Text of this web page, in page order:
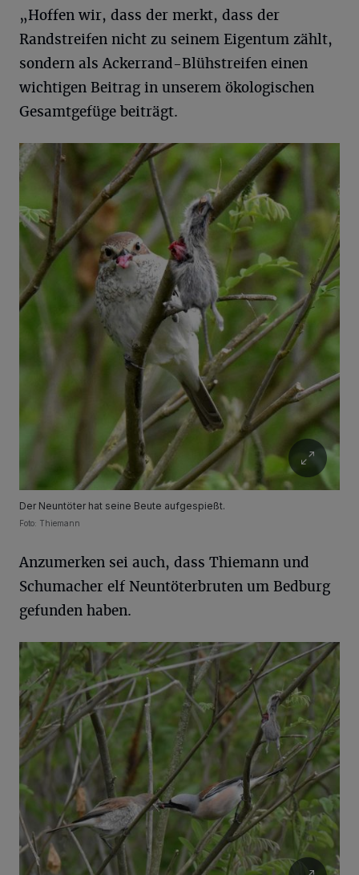
„Hoffen wir, dass der merkt, dass der
Randstreifen nicht zu seinem Eigentum zählt,
sondern als Ackerrand-Blühstreifen einen
wichtigen Beitrag in unserem ökologischen
Gesamtgefüge beiträgt.
Der Neuntöter hat seine Beute aufgespießt.
Foto: Thiemann
Anzumerken sei auch, dass Thiemann und
Schumacher elf Neuntöterbruten um Bedburg
gefunden haben.